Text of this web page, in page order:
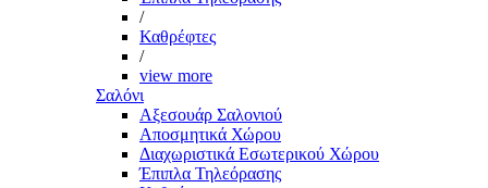
/
Καθρέφτες
/
view more
Σαλόνι
Αξεσουάρ Σαλονιού
Αποσμητικά Χώρου
Διαχωριστικά Εσωτερικού Χώρου
Έπιπλα Τηλεόρασης